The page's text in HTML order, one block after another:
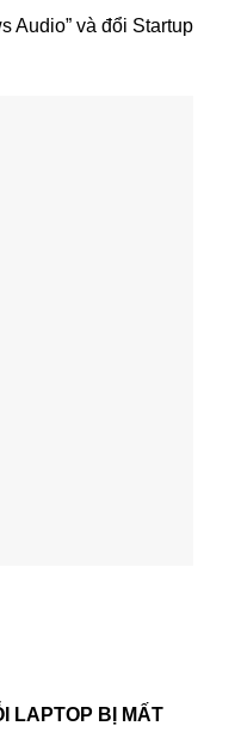
Audio” và đổi Startup
LAPTOP BỊ MẤT